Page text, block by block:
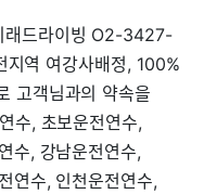
래드라이빙 O2-3427-
역 여강사배정, 100%
고객님과의 약속을
수, 초보운전연수,
수, 강남운전연수,
연수, 인천운전연수,